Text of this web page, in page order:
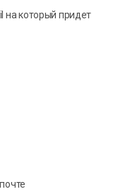
на который придет